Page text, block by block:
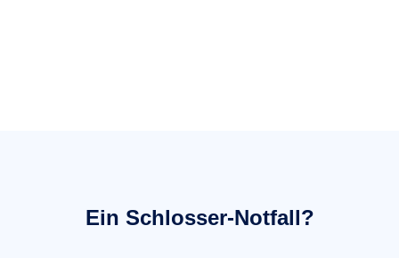
Ein Schlosser-Notfall?